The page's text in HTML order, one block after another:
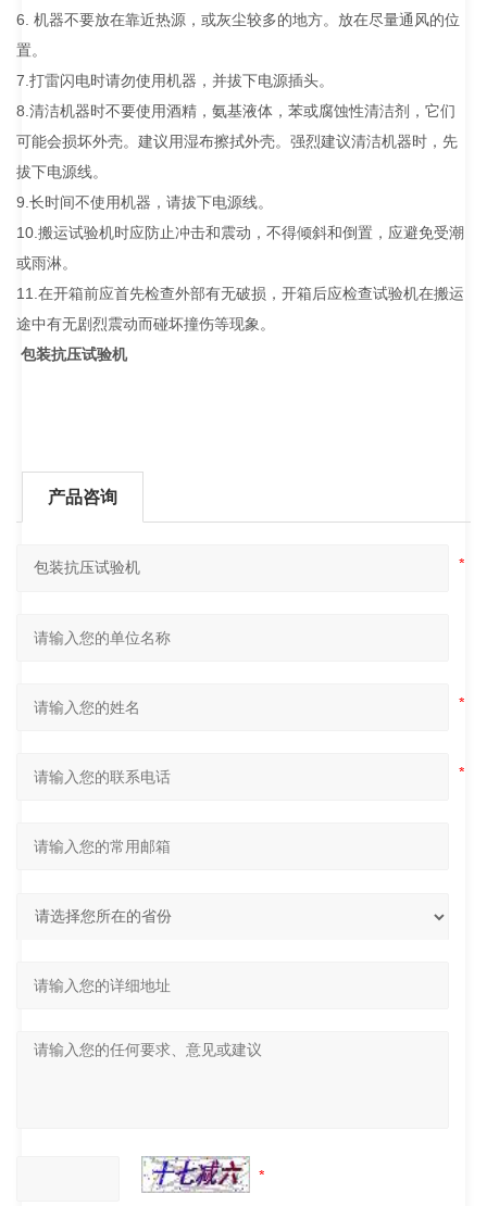
6. 机器不要放在靠近热源，或灰尘较多的地方。放在尽量通风的位
置。
7.打雷闪电时请勿使用机器，并拔下电源插头。
8.清洁机器时不要使用酒精，氨基液体，苯或腐蚀性清洁剂，它们
可能会损坏外壳。建议用湿布擦拭外壳。强烈建议清洁机器时，先
拔下电源线。
9.长时间不使用机器，请拔下电源线。
10.搬运试验机时应防止冲击和震动，不得倾斜和倒置，应避免受潮
或雨淋。
11.在开箱前应首先检查外部有无破损，开箱后应检查试验机在搬运
途中有无剧烈震动而碰坏撞伤等现象。
包装抗压试验机
产品咨询